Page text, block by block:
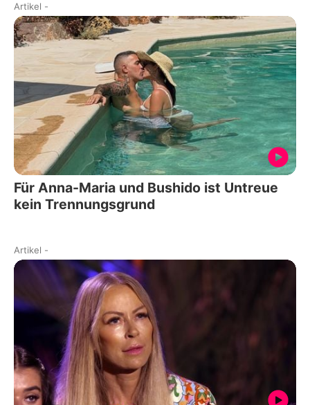
Artikel -
Für Anna-Maria und Bushido ist Untreue
kein Trennungsgrund
Artikel -